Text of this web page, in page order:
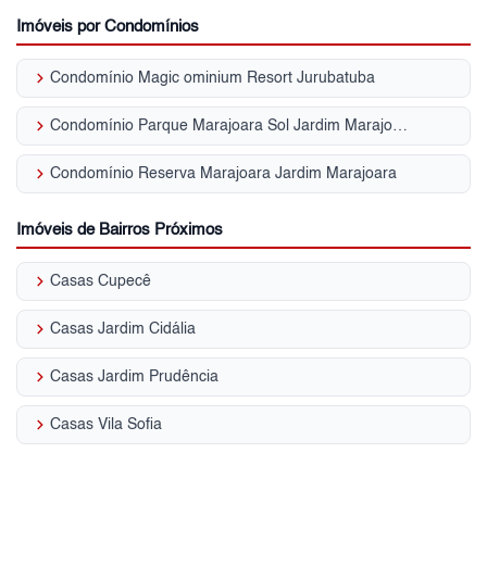
Imóveis por Condomínios
keyboard_arrow_right Condomínio Magic ominium Resort Jurubatuba
keyboard_arrow_right Condomínio Parque Marajoara Sol Jardim Marajoara
keyboard_arrow_right Condomínio Reserva Marajoara Jardim Marajoara
Imóveis de Bairros Próximos
keyboard_arrow_right Casas Cupecê
keyboard_arrow_right Casas Jardim Cidália
keyboard_arrow_right Casas Jardim Prudência
keyboard_arrow_right Casas Vila Sofia